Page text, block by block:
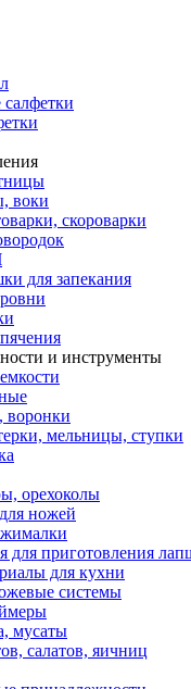
воки
скороварки
для запекания
и инструменты
воронки
мельницы, ступки
орехоколы
ножей
для приготовления
для кухни
системы
мусаты
салатов, яичниц